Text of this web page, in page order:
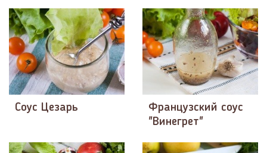
Соус Цезарь
Французский соус
"Винегрет"